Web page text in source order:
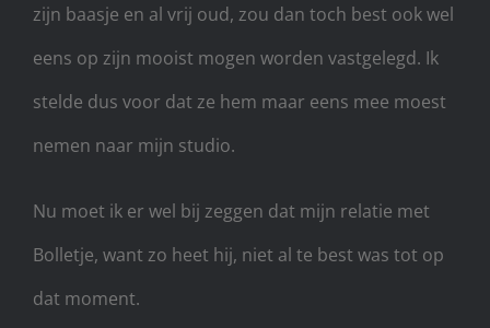
zijn baasje en al vrij oud, zou dan toch best ook wel
eens op zijn mooist mogen worden vastgelegd. Ik
stelde dus voor dat ze hem maar eens mee moest
nemen naar mijn studio.
Nu moet ik er wel bij zeggen dat mijn relatie met
Bolletje, want zo heet hij, niet al te best was tot op
dat moment.